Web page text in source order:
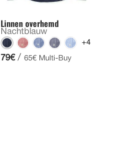
Linnen overhemd
Nachtblauw
+4
79€ / 65€ Multi-Buy